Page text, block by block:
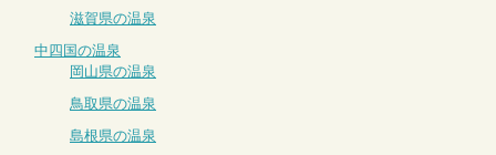
滋賀県の温泉
中四国の温泉
岡山県の温泉
鳥取県の温泉
島根県の温泉